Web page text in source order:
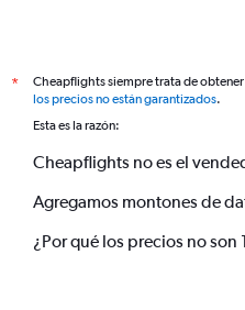
*
Cheapflights siempre trata de
los precios no están garantizados.
Esta es la razón:
Cheapflights no es el
Agregamos montones de
¿Por qué los precios no son